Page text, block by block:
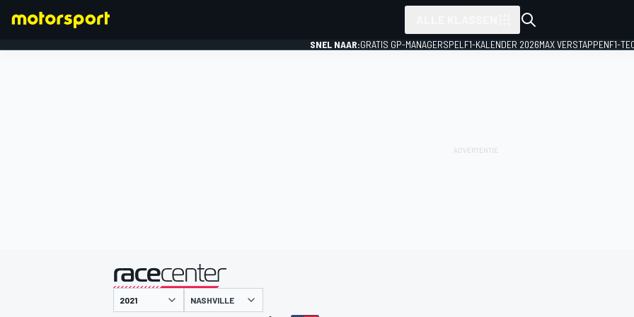
SNEL NAAR:GRATIS GP-MANAGERSPEL F1-KALENDER 2026MAX VERSTAPPENF1-
gepresenteerd door
NASHVILLE